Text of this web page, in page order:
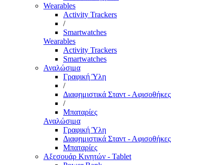
Wearables
Activity Trackers
/
Smartwatches
Wearables
Activity Trackers
Smartwatches
Αναλώσιμα
Γραφική Ύλη
/
Διαφημιστικά Σταντ - Αφισοθήκες
/
Μπαταρίες
Αναλώσιμα
Γραφική Ύλη
Διαφημιστικά Σταντ - Αφισοθήκες
Μπαταρίες
Αξεσουάρ Κινητών - Tablet